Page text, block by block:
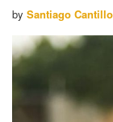
by Santiago Cantillo